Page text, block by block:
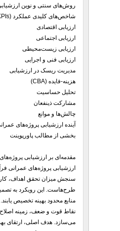
روش‌های سنتی و نوین
شاخص‌های کلیدی عملکرد (KPIs)
ارزیابی اقتصادی
ارزیابی اجتماعی
ارزیابی زیست‌محیطی
ارزیابی فنی و اجرایی
مدیریت ریسک در ارزشیابی
هزینه-فایده (CBA)
تحلیل حساسیت
مشارکت ذینفعان
چالش‌ها و موانع
آینده ارزشیابی پروژه‌های
بخشی از مطالب پاورپوینت
مقدمه‌ای بر ارزشیابی
ارزشیابی پروژه‌های عمرانی
سنجش میزان تحقق اهداف،
طرح‌هاست. این رویکرد به
منابع محدود بهینه تخصیص
نقاط قوت و ضعف، زمینه
می‌سازد. هدف اصلی، ارتقای